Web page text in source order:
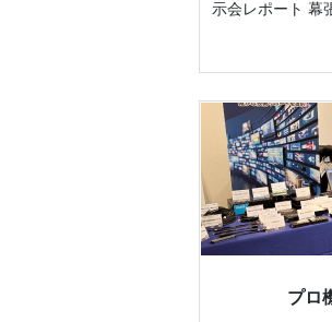
示会レポート 幕
プロ